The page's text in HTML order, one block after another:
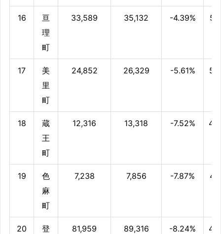
16
亘
理
町
33,589 35,132 -4.39%
17
美
里
町
24,852 26,329 -5.61%
18
蔵
王
町
12,316 13,318 -7.52%
19
色
麻
町
7,238 7,856 -7.87%
20
登
81,959 89,316 -8.24%